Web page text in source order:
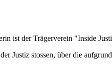
ist der Trägerverein "Inside
Justiz stossen, über die